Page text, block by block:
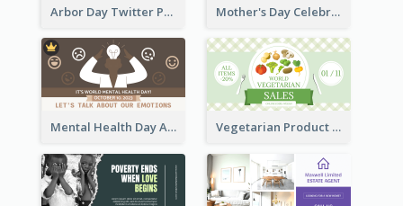
Arbor Day Twitter Post Mother's Day Celebration Twitter Post
Mental Health Day Awareness Twitter Post Vegetarian Product Discount Twitter Post